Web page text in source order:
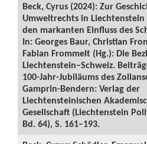
Beck, Cyrus (2024): Zur
Umweltrechts in
den markanten Einfluss des
In: Georges Baur, Christian
Fabian Frommelt (Hg.): Die
Liechtenstein–Schweiz.
100-Jahr-Jubiläums des
Gamprin-Bendern: Verlag der
Liechtensteinischen
Gesellschaft (Liechtenstein
Bd. 64), S. 161–193.